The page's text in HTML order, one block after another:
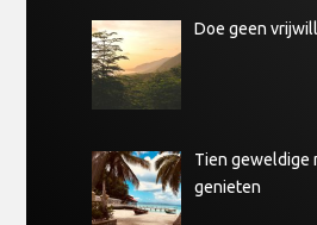
Doe geen
Tien geweldige
genieten